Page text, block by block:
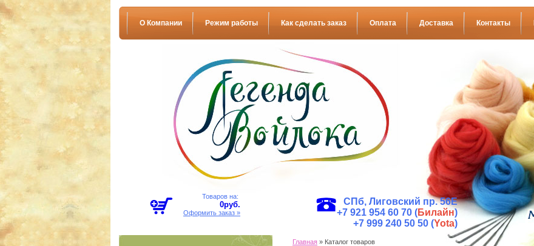
СПб, Лиговский пр. 56Е
+7 921 954 60 70 (Билайн)
+7 999 240 50 50 (Yota)
О Компании Режим работы Как сделать заказ Оплата Доставка Контакты
Товаров на:
0руб.
Оформить заказ »
Главная » Каталог товаров